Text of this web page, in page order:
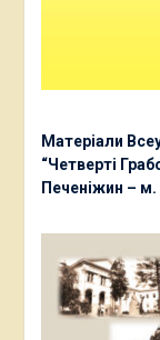
Матеріали
“Четверті
Печеніжин – м.